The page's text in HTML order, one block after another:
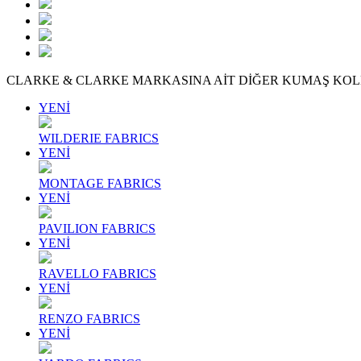
CLARKE & CLARKE MARKASINA AİT DİĞER KUMAŞ
YENİ
WILDERIE FABRICS
YENİ
MONTAGE FABRICS
YENİ
PAVILION FABRICS
YENİ
RAVELLO FABRICS
YENİ
RENZO FABRICS
YENİ